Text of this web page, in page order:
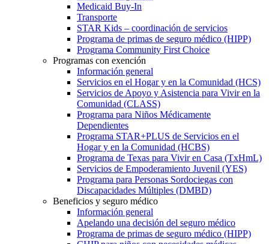
Medicaid Buy-In
Transporte
STAR Kids – coordinación de servicios
Programa de primas de seguro médico (HIPP)
Programa Community First Choice
Programas con exención
Información general
Servicios en el Hogar y en la Comunidad (HCS)
Servicios de Apoyo y Asistencia para Vivir en la
Comunidad (CLASS)
Programa para Niños Médicamente
Dependientes
Programa STAR+PLUS de Servicios en el
Hogar y en la Comunidad (HCBS)
Programa de Texas para Vivir en Casa (TxHmL)
Servicios de Empoderamiento Juvenil (YES)
Programa para Personas Sordociegas con
Discapacidades Múltiples (DMBD)
Beneficios y seguro médico
Información general
Apelando una decisión del seguro médico
Programa de primas de seguro médico (HIPP)